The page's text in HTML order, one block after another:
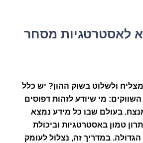
לאסטרטגיות מסחר
ולשלוט בשוק ההון? יש כלל
מי שיודע לזהות דפוסים
בעולם שבו כל מידע נמצא
טמון באסטרטגיות וביכולת
במדריך זה, נצלול לעומק